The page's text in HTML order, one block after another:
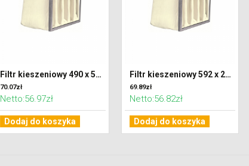
Filtr kieszeniowy 490 x 592 x 600 klasa F7 (ePM2,5)
70.07zł
Netto:56.97zł
Dodaj do koszyka
Filtr kieszeniowy 592 x 287 x 300 klasa F7 (ePM2,5)
69.89zł
Netto:56.82zł
Dodaj do koszyka